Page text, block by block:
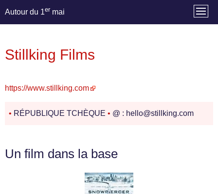
Autour du 1er mai
Stillking Films
https://www.stillking.com
• RÉPUBLIQUE TCHÈQUE • @ : hello@stillking.com
Un film dans la base